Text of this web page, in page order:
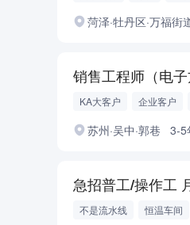
菏泽·牡丹区·万福街
销售工程师（电子
KA大客户 企业客户
苏州·吴中·郭巷 3-5
不是流水线 恒温车间